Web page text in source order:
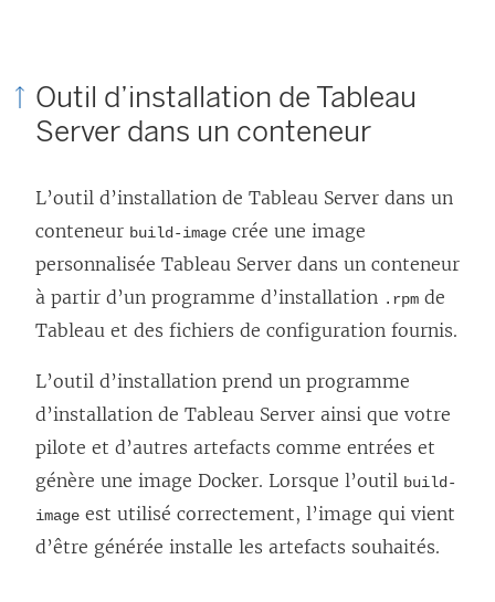
Outil d’installation de Tableau
Server dans un conteneur
L’outil d’installation de Tableau Server dans un
conteneur build-image crée une image
personnalisée Tableau Server dans un conteneur
à partir d’un programme d’installation .rpm de
Tableau et des fichiers de configuration fournis.
L’outil d’installation prend un programme
d’installation de Tableau Server ainsi que votre
pilote et d’autres artefacts comme entrées et
génère une image Docker. Lorsque l’outil build-
image est utilisé correctement, l’image qui vient
d’être générée installe les artefacts souhaités.